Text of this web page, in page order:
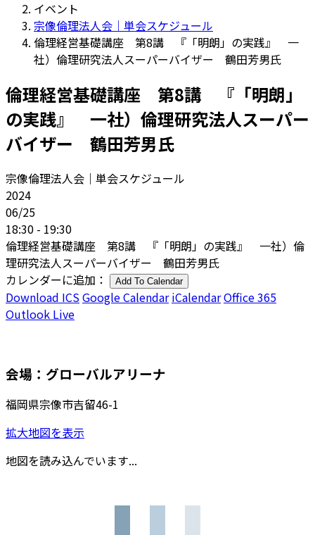
イベント
宗像倫理法人会｜単会スケジュール
倫理経営基礎講座 第8講 『「明朗」の実践』 一
社）倫理研究法人スーパーバイザー 鶴田芳男氏
倫理経営基礎講座 第8講 『「明朗」
の実践』 一社）倫理研究法人スーパー
バイザー 鶴田芳男氏
宗像倫理法人会｜単会スケジュール
2024
06/25
18:30 - 19:30
倫理経営基礎講座 第8講 『「明朗」の実践』 一社）倫
理研究法人スーパーバイザー 鶴田芳男氏
カレンダーに追加：
Add To Calendar
Download ICSGoogle Calendar iCalendarOffice 365
Outlook Live
会場：グローバルアリーナ
福岡県宗像市吉留46-1
拡大地図を表示
地図を読み込んでいます...